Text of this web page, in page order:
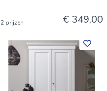
2 prijzen € 349,00